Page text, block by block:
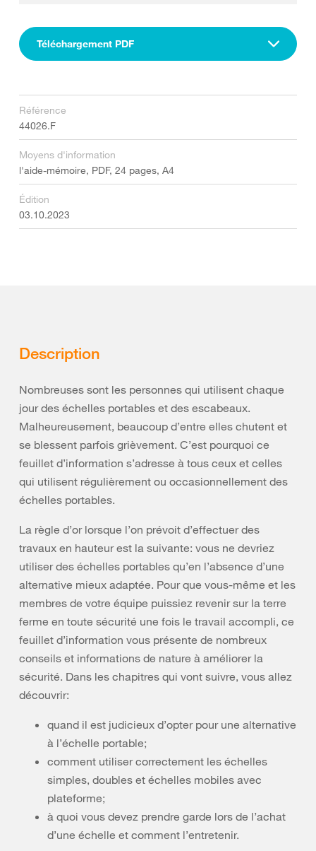
Téléchargement PDF
Référence
44026.F
Moyens d'information
l'aide-mémoire, PDF, 24 pages, A4
Édition
03.10.2023
Description
Nombreuses sont les personnes qui utilisent chaque
jour des échelles portables et des escabeaux.
Malheureusement, beaucoup d’entre elles chutent et
se blessent parfois grièvement. C’est pourquoi ce
feuillet d’information s’adresse à tous ceux et celles
qui utilisent régulièrement ou occasionnellement des
échelles portables.
La règle d’or lorsque l’on prévoit d’effectuer des
travaux en hauteur est la suivante: vous ne devriez
utiliser des échelles portables qu’en l’absence d’une
alternative mieux adaptée. Pour que vous-même et les
membres de votre équipe puissiez revenir sur la terre
ferme en toute sécurité une fois le travail accompli, ce
feuillet d’information vous présente de nombreux
conseils et informations de nature à améliorer la
sécurité. Dans les chapitres qui vont suivre, vous allez
découvrir:
quand il est judicieux d’opter pour une alternative
à l’échelle portable;
comment utiliser correctement les échelles
simples, doubles et échelles mobiles avec
plateforme;
à quoi vous devez prendre garde lors de l’achat
d’une échelle et comment l’entretenir.